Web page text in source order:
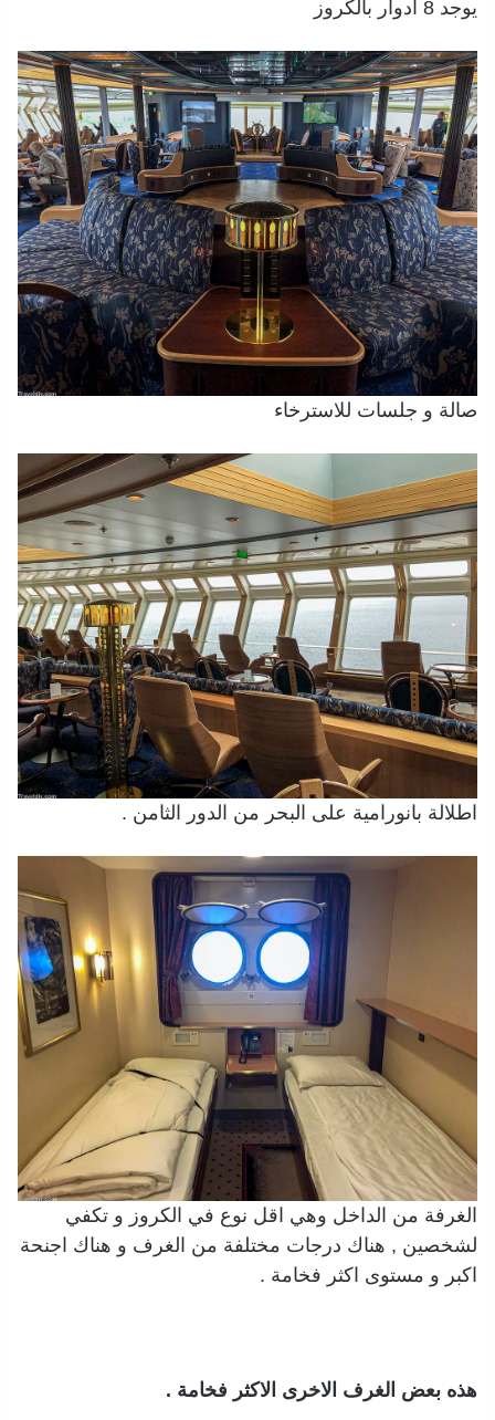
يوجد 8 ادوار بالكروز
صالة و جلسات للاسترخاء
اطلالة بانورامية على البحر من الدور الثامن .
الغرفة من الداخل وهي اقل نوع في الكروز و تكفي
لشخصين , هناك درجات مختلفة من الغرف و هناك اجنحة
اكبر و مستوى اكثر فخامة .
هذه بعض الغرف الاخرى الاكثر فخامة .